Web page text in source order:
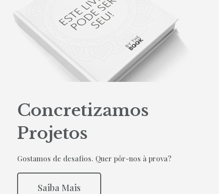
Concretizamos
Projetos
Gostamos de desafios. Quer pôr-nos à prova?
Saiba Mais